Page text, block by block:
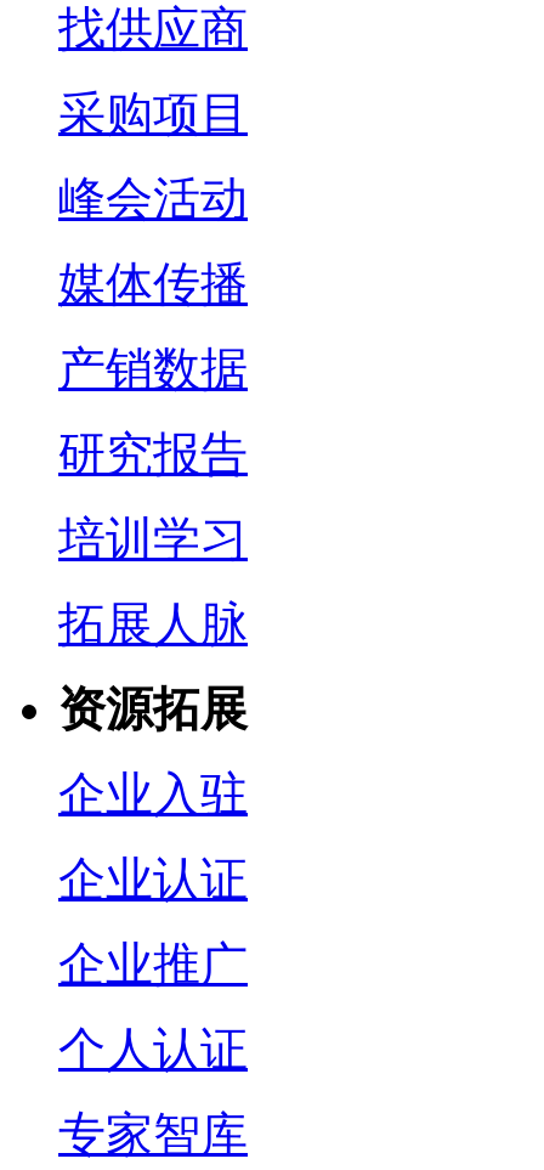
找供应商
采购项目
峰会活动
媒体传播
产销数据
研究报告
培训学习
拓展人脉
资源拓展
企业入驻
企业认证
企业推广
个人认证
专家智库